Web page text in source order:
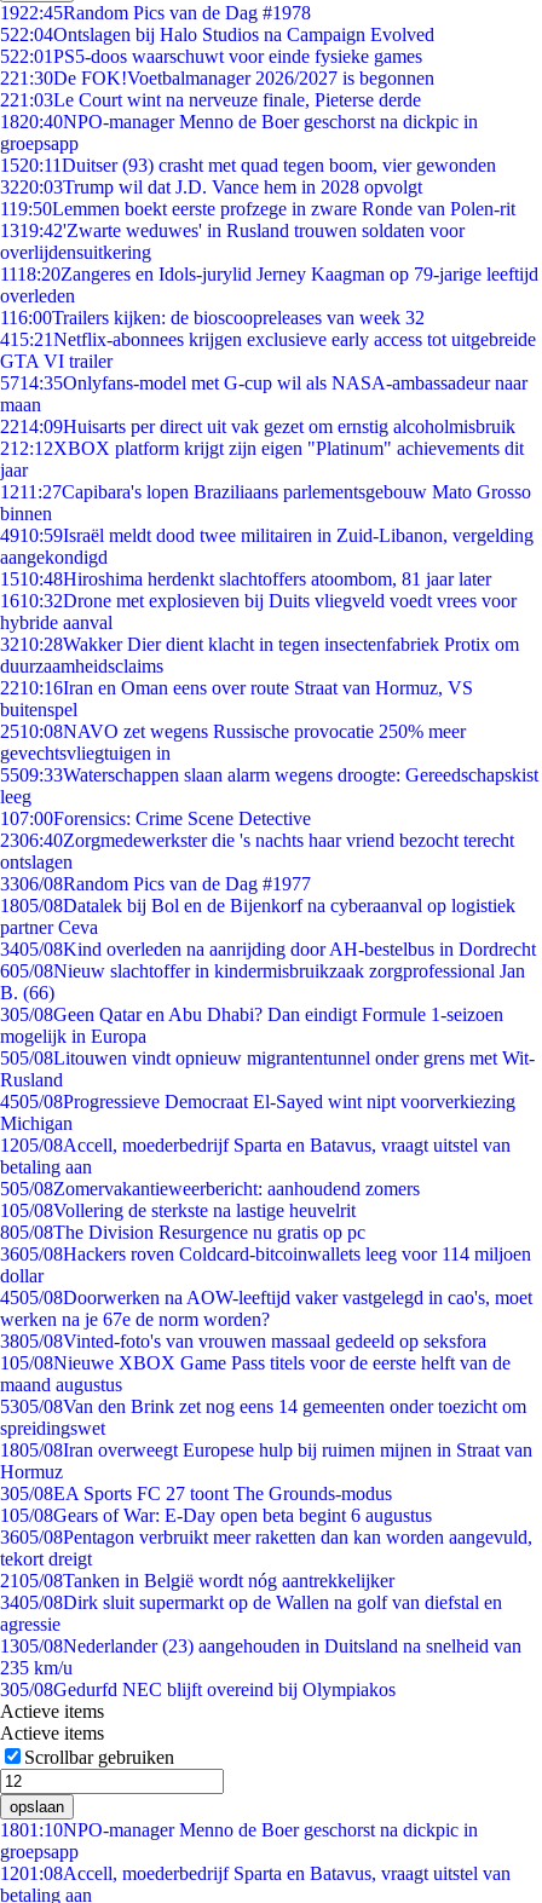
1922:45Random Pics van de Dag #1978
522:04Ontslagen bij Halo Studios na Campaign Evolved
522:01PS5-doos waarschuwt voor einde fysieke games
221:30De FOK!Voetbalmanager 2026/2027 is begonnen
221:03Le Court wint na nerveuze finale, Pieterse derde
1820:40NPO-manager Menno de Boer geschorst na dickpic in
groepsapp
1520:11Duitser (93) crasht met quad tegen boom, vier gewonden
3220:03Trump wil dat J.D. Vance hem in 2028 opvolgt
119:50Lemmen boekt eerste profzege in zware Ronde van Polen-rit
1319:42'Zwarte weduwes' in Rusland trouwen soldaten voor
overlijdensuitkering
1118:20Zangeres en Idols-jurylid Jerney Kaagman op 79-jarige leeftijd
overleden
116:00Trailers kijken: de bioscoopreleases van week 32
415:21Netflix-abonnees krijgen exclusieve early access tot uitgebreide
GTA VI trailer
5714:35Onlyfans-model met G-cup wil als NASA-ambassadeur naar
maan
2214:09Huisarts per direct uit vak gezet om ernstig alcoholmisbruik
212:12XBOX platform krijgt zijn eigen "Platinum" achievements dit
jaar
1211:27Capibara's lopen Braziliaans parlementsgebouw Mato Grosso
binnen
4910:59Israël meldt dood twee militairen in Zuid-Libanon, vergelding
aangekondigd
1510:48Hiroshima herdenkt slachtoffers atoombom, 81 jaar later
1610:32Drone met explosieven bij Duits vliegveld voedt vrees voor
hybride aanval
3210:28Wakker Dier dient klacht in tegen insectenfabriek Protix om
duurzaamheidsclaims
2210:16Iran en Oman eens over route Straat van Hormuz, VS
buitenspel
2510:08NAVO zet wegens Russische provocatie 250% meer
gevechtsvliegtuigen in
5509:33Waterschappen slaan alarm wegens droogte: Gereedschapskist
leeg
107:00Forensics: Crime Scene Detective
2306:40Zorgmedewerkster die 's nachts haar vriend bezocht terecht
ontslagen
3306/08Random Pics van de Dag #1977
1805/08Datalek bij Bol en de Bijenkorf na cyberaanval op logistiek
partner Ceva
3405/08Kind overleden na aanrijding door AH-bestelbus in Dordrecht
605/08Nieuw slachtoffer in kindermisbruikzaak zorgprofessional Jan
B. (66)
305/08Geen Qatar en Abu Dhabi? Dan eindigt Formule 1-seizoen
mogelijk in Europa
505/08Litouwen vindt opnieuw migrantentunnel onder grens met Wit-
Rusland
4505/08Progressieve Democraat El-Sayed wint nipt voorverkiezing
Michigan
1205/08Accell, moederbedrijf Sparta en Batavus, vraagt uitstel van
betaling aan
505/08Zomervakantieweerbericht: aanhoudend zomers
105/08Vollering de sterkste na lastige heuvelrit
805/08The Division Resurgence nu gratis op pc
3605/08Hackers roven Coldcard-bitcoinwallets leeg voor 114 miljoen
dollar
4505/08Doorwerken na AOW-leeftijd vaker vastgelegd in cao's, moet
werken na je 67e de norm worden?
3805/08Vinted-foto's van vrouwen massaal gedeeld op seksfora
105/08Nieuwe XBOX Game Pass titels voor de eerste helft van de
maand augustus
5305/08Van den Brink zet nog eens 14 gemeenten onder toezicht om
spreidingswet
1805/08Iran overweegt Europese hulp bij ruimen mijnen in Straat van
Hormuz
305/08EA Sports FC 27 toont The Grounds-modus
105/08Gears of War: E-Day open beta begint 6 augustus
3605/08Pentagon verbruikt meer raketten dan kan worden aangevuld,
tekort dreigt
2105/08Tanken in België wordt nóg aantrekkelijker
3405/08Dirk sluit supermarkt op de Wallen na golf van diefstal en
agressie
1305/08Nederlander (23) aangehouden in Duitsland na snelheid van
235 km/u
305/08Gedurfd NEC blijft overeind bij Olympiakos
Actieve items
Actieve items
Scrollbar gebruiken
opslaan
1801:10NPO-manager Menno de Boer geschorst na dickpic in
groepsapp
1201:08Accell, moederbedrijf Sparta en Batavus, vraagt uitstel van
betaling aan